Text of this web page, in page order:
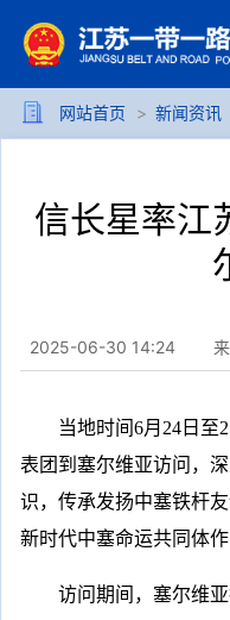
网站首页 > 新闻资讯
信长星率江
2025-06-30 14:24
当地时间6月24日至
表团到塞尔维亚访问，
识，传承发扬中塞铁杆
新时代中塞命运共同体作
访问期间，塞尔维